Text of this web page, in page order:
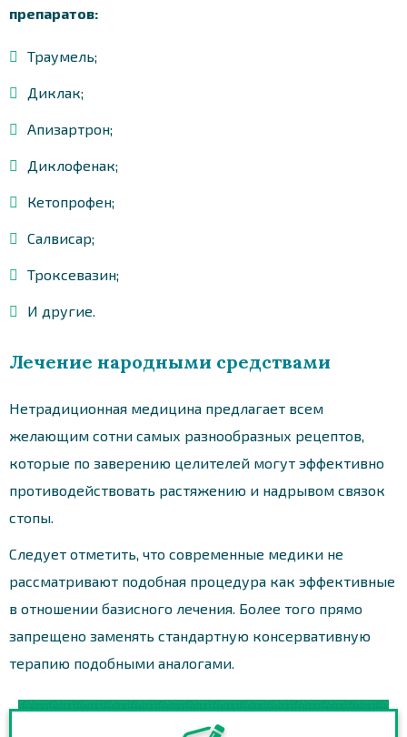
препаратов:
Траумель;
Диклак;
Апизартрон;
Диклофенак;
Кетопрофен;
Салвисар;
Троксевазин;
И другие.
Лечение народными средствами
Нетрадиционная медицина предлагает всем
желающим сотни самых разнообразных рецептов,
которые по заверению целителей могут эффективно
противодействовать растяжению и надрывом связок
стопы.
Следует отметить, что современные медики не
рассматривают подобная процедура как эффективные
в отношении базисного лечения. Более того прямо
запрещено заменять стандартную консервативную
терапию подобными аналогами.